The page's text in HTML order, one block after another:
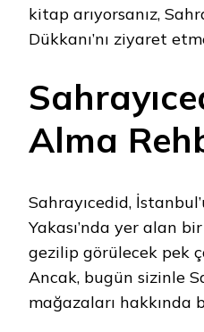
kitap arıyorsanız,
Dükkanı’nı ziyaret
Alma
Sahrayıcedid,
Yakası’nda yer alan
gezilip görülecek pek
Ancak, bugün sizinle
mağazaları hakkında